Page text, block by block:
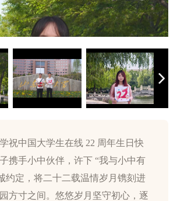
快乐）
起探索校园！）
庆祝生日）
迈入22岁青春）
启程新的一岁）
22岁美好时光）
小中生日快乐）
永远活力下去吧）
记录校园美好）
合照，共同祝福小中生日快乐）
祝中国大学生在线 22 周年生日快
携手小中伙伴，许下 “我与小中有
约定，将二十二载温情岁月镌刻进
方寸之间。悠悠岁月坚守初心，逐